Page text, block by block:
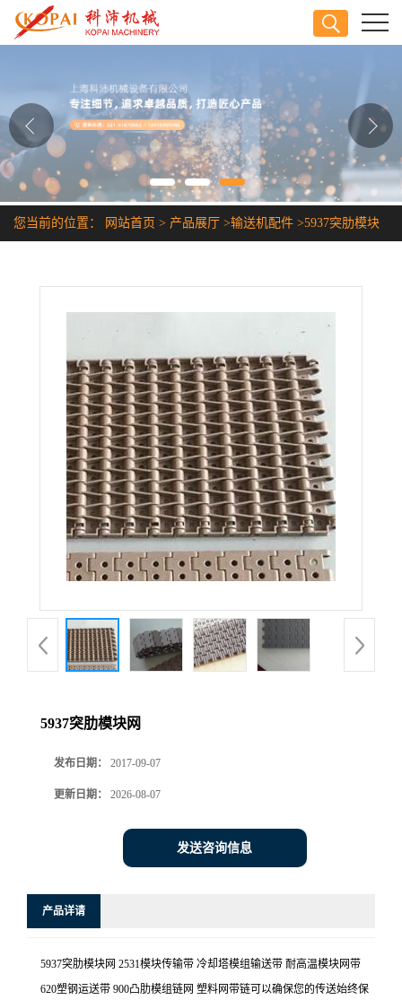
公司介绍
公司动态
产品展厅
证书荣誉
您当前的位置： 网站首页 > 产品展厅 >输送机配件 >5937突肋模块
5937突肋模块网
发布日期： 2017-09-07
更新日期： 2026-08-07
发送咨询信息
产品详请
5937突肋模块网 2531模块传输带 冷却塔模组输送带 耐高温模块网带
620塑钢运送带 900凸肋模组链网 塑料网带链可以确保您的传送始终保